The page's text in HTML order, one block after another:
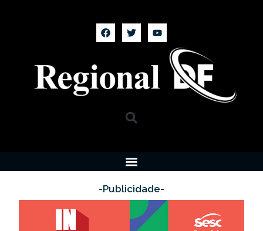
-Publicidade-